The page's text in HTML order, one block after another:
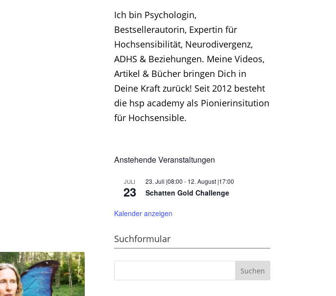
Ich bin Psychologin,
Bestsellerautorin, Expertin für
Hochsensibilität, Neurodivergenz,
ADHS & Beziehungen. Meine Videos,
Artikel & Bücher bringen Dich in
Deine Kraft zurück! Seit 2012 besteht
die hsp academy als Pionierinsitution
für Hochsensible.
Anstehende Veranstaltungen
JULI
23
23. Juli |08:00 - 12. August |17:00
Schatten Gold Challenge
Kalender anzeigen
Suchformular